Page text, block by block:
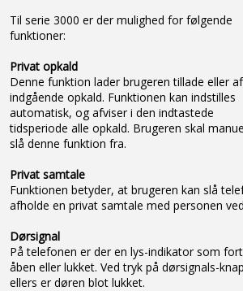
Til serie 3000 er der mulighed for følgende
funktioner:
Privat opkald
Denne funktion lader brugeren tillade eller
indgående opkald. Funktionen kan indstilles
automatisk, og afviser i den indtastede
tidsperiode alle opkald. Brugeren skal
slå denne funktion fra.
Privat samtale
Funktionen betyder, at brugeren kan slå
afholde en privat samtale med personen
Dørsignal
På telefonen er der en lys-indikator som
åben eller lukket. Ved tryk på dørsignals-
ellers er døren blot lukket.